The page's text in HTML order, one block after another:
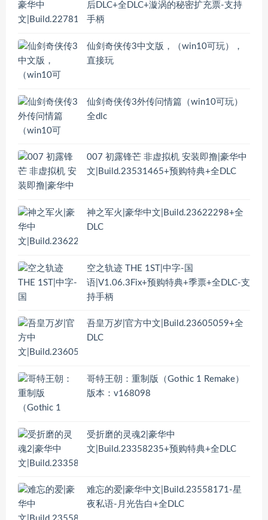
后DLC+全DLC+漩涡的秘密扩充票-支持
手柄
仙剑奇侠传3中文版，（win10可玩），
直接玩
仙剑奇侠传3外传问情篇（win10可玩）
全dlc
007 初露锋芒 非虚拟机 安装即撸|豪华中
文|Build.23531465+预购特典+全DLC
神之军火|豪华中文|Build.23622298+全
DLC
空之轨迹 THE 1ST|中字-国
语|V1.06.3Fix+预购特典+季票+全DLC-支
持手柄
吾皇万岁|官方中文|Build.23605059+全
DLC
哥特王朝：重制版（Gothic 1 Remake）
版本：v168098
受折磨的灵魂2|豪华中
文|Build.23358235+预购特典+全DLC
难忘的爱|豪华中文|Build.23558171-星
夜私语-月光告白+全DLC